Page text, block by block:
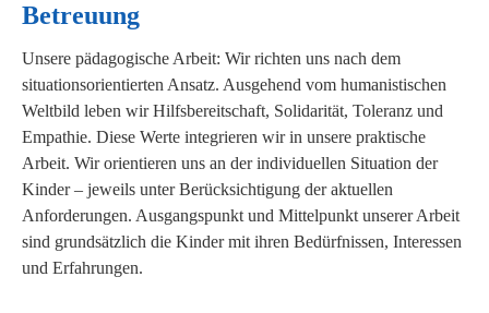
Betreuung
Unsere pädagogische Arbeit: Wir richten uns nach dem
situationsorientierten Ansatz. Ausgehend vom humanistischen
Weltbild leben wir Hilfsbereitschaft, Solidarität, Toleranz und
Empathie. Diese Werte integrieren wir in unsere praktische
Arbeit. Wir orientieren uns an der individuellen Situation der
Kinder – jeweils unter Berücksichtigung der aktuellen
Anforderungen. Ausgangspunkt und Mittelpunkt unserer Arbeit
sind grundsätzlich die Kinder mit ihren Bedürfnissen, Interessen
und Erfahrungen.